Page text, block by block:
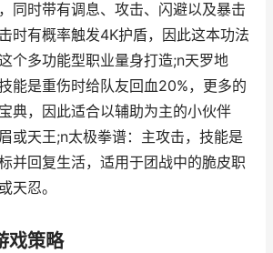
同时带有调息、攻击、闪避以及暴击
时有概率触发4K护盾，因此这本功法
个多功能型职业量身打造;n天罗地
能是重伤时给队友回血20%，更多的
典，因此适合以辅助为主的小伙伴
或天王;n太极拳谱：主攻击，技能是
并回复生活，适用于团战中的脆皮职
天忍。
戏策略